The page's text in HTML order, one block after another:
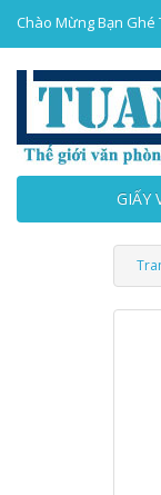
Chào Mừng Bạn Ghé
GIẤY